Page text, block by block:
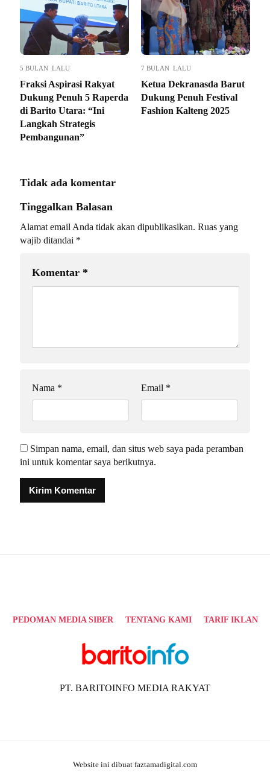
5 BULAN LALU
Fraksi Aspirasi Rakyat
Dukung Penuh 5 Raperda
di Barito Utara: “Ini
Langkah Strategis
Pembangunan”
7 BULAN LALU
Ketua Dekranasda Barut
Dukung Penuh Festival
Fashion Kalteng 2025
Tidak ada komentar
Tinggalkan Balasan
Alamat email Anda tidak akan dipublikasikan. Ruas yang
wajib ditandai *
Komentar *
Nama * Email *
Simpan nama, email, dan situs web saya pada peramban
ini untuk komentar saya berikutnya.
PEDOMAN MEDIA SIBER TENTANG KAMI TARIF IKLAN
PT. BARITOINFO MEDIA RAKYAT
Website ini dibuat faztamadigital.com